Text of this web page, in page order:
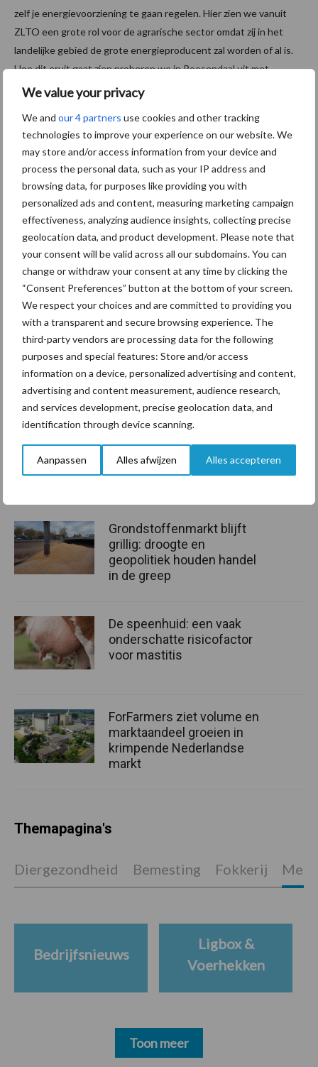
We value your privacy
We and our 4 partners use cookies and other tracking
technologies to improve your experience on our website. We
may store and/or access information from your device and
process the personal data, such as your IP address and
browsing data, for purposes like providing you with
personalized ads and content, measuring marketing campaign
effectiveness, analyzing audience insights, collecting precise
geolocation data, and product development. Please note that
your consent will be valid across all our subdomains. You can
change or withdraw your consent at any time by clicking the
“Consent Preferences” button at the bottom of your screen.
We respect your choices and are committed to providing you
with a transparent and secure browsing experience. The
third-party vendors are processing data for the following
purposes and special features: Store and/or access
information on a device, personalized advertising and content,
advertising and content measurement, audience research,
and services development, precise geolocation data, and
identification through device scanning.
Aanpassen Alles afwijzen Alles accepteren
zelf je energievoorziening te gaan regelen. Hier zien we vanuit
ZLTO een grote rol voor de agrarische sector omdat zij in het
landelijke gebied de grote energieproducent zal worden of al is.
Hoe dit eruit gaat zien proberen we in Roosendaal uit met
Energiehandelsplatform Roosendaal. Naast lokale
Mogelijke risico’s bij de keuze voor
batterijopslag?
‘Het verdienmodel is lang niet zo zeker als bij de zonnepanelen.
Voor zonnepanelen heb je de SDE++ subsidie die 15 jaar lang een
bepaalde ondergrens van je inkomen uit de stroom garandeert.
Dit soort subsidies per eenheid stroom bestaan niet voor
batterijen. Hiermee is het verdienmodel minder goed te
een neer te zetten. Er zijn wel flinke fiscale voordelen op dit
moment waardoor je de investering voor een groot deel van de
winstbelasting mag aftrekken. Daarnaast zullen we waarschijnlijk
met z’n allen wel energiebelasting blijven betalen en worden
transportkosten vast niet goedkoper. Dus het opslaan van eigen
zonnestroom voor eigen gebruik dekt wel deels het risico af van
stijgende stroomkosten.’
Bron:ZLTO
Grondstoffenmarkt blijft
grillig: droogte en
geopolitiek houden handel
in de greep
De speenhuid: een vaak
onderschatte risicofactor
voor mastitis
ForFarmers ziet volume en
marktaandeel groeien in
krimpende Nederlandse
markt
Themapagina's
Diergezondheid Bemesting Fokkerij
Bedrijfsnieuws
Ligbox &
Voerhekken
Toon meer